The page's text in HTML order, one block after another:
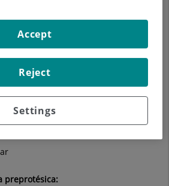
benignos de la cavidad oral
preprotésica:
Settings
Reject
Accept